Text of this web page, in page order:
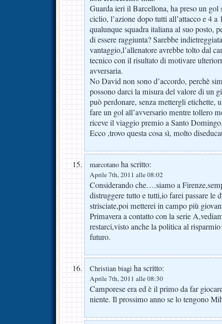
Guarda ieri il Barcellona, ha preso un gol
ciclio, l’azione dopo tutti all’attacco e 4 a
qualunque squadra italiana al suo posto,
di essere raggiunta? Sarebbe
vantaggio,l’allenatore avrebbe tolto dal
tecnico con il risultato di motivare
avversaria.
No David non sono d’accordo, perchè
possono darci la misura del valore di un
può perdonare, senza mettergli etichette,
fare un gol all’avversario mentre tollero
riceve il viaggio premio a Santo
Ecco ,trovo questa cosa sì, molto
marcotano ha scritto:
Aprile 7th, 2011 alle 08:02
Considerando che….siamo a
distruggere tutto e tutti,io farei passare le
strisciate,poi metterei in campo più
Primavera a contatto con la serie
restarci,visto anche la politica al
futuro.
Christian biagi ha scritto:
Aprile 7th, 2011 alle 08:30
Camporese era ed è il primo da far
niente. Il prossimo anno se lo tengono